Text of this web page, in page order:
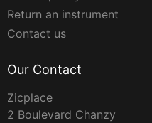
Return an instrument
Contact us
Our Contact
Zicplace
2 Boulevard Chanzy